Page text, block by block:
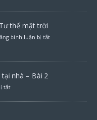
thế mặt trời
bình luận bị tắt
nhà – Bài 2
tắt